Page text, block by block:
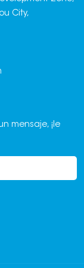
City,
mensaje, ¡le